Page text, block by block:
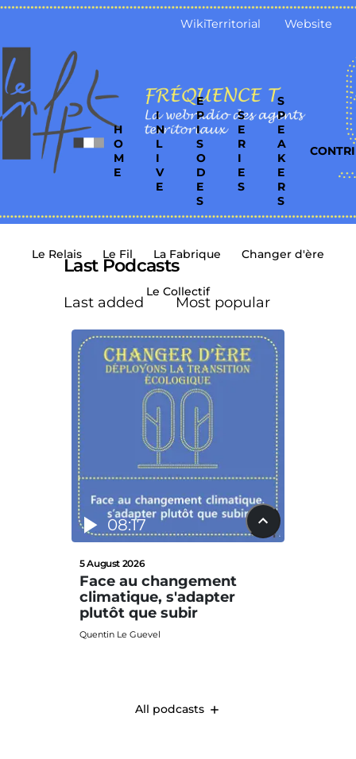
WikiTerritorial Website
H
O
M
E
I
N
L
I
V
E
E
P
I
S
O
D
E
S
S
E
R
I
E
S
S
P
E
A
K
E
R
S
Le Relais Le Fil La Fabrique Changer d'ère
Le Collectif
Last Podcasts
Last added Most popular
08:17
5 August 2026
Face au changement
climatique, s'adapter
plutôt que subir
Quentin Le Guevel
All podcasts